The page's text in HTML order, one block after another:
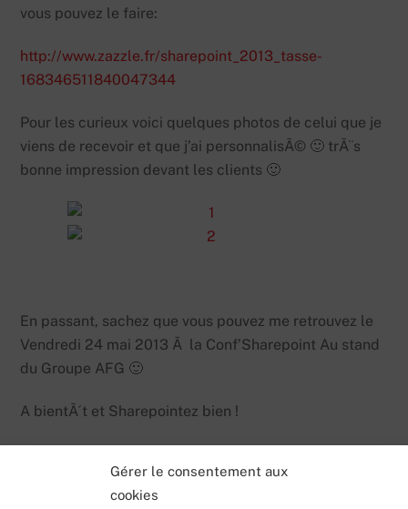
Gérer le consentement aux
cookies
vous pouvez le faire:
http://www.zazzle.fr/sharepoint_2013_tasse-
168346511840047344
Pour les curieux voici quelques photos de celui que je
viens de recevoir et que j’ai personnalisÃ© 🙂 trÃ¨s
bonne impression devant les clients 🙂
En passant, sachez que vous pouvez me retrouvez le
Vendredi 24 mai 2013 Ã la Conf’Sharepoint Au stand
du Groupe AFG 🙂
A bientÃ´t et Sharepointez bien !